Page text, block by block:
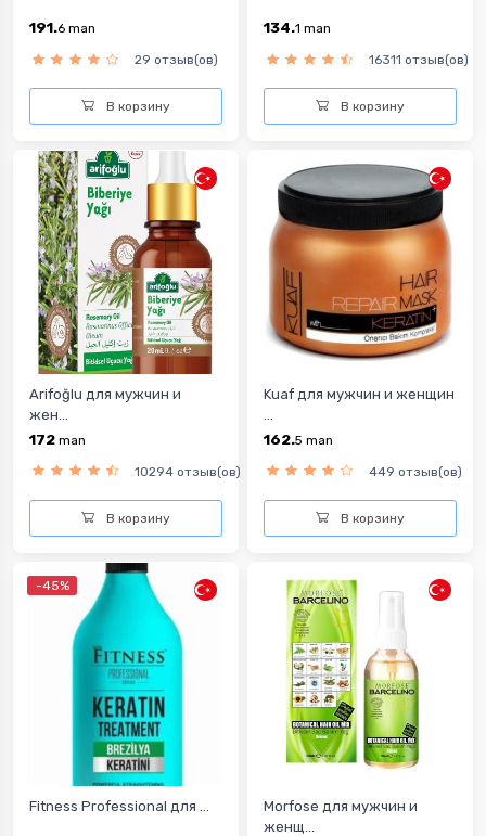
191.6 man
29 отзыв(ов)
В корзину
134.1 man
16311 отзыв(ов)
В корзину
Arifoğlu для мужчин и
жен...
172 man
10294 отзыв(ов)
В корзину
Kuaf для мужчин и женщин
162.5 man
449 отзыв(ов)
В корзину
-45%
Fitness Professional для ...
Morfose для мужчин и
женщ...